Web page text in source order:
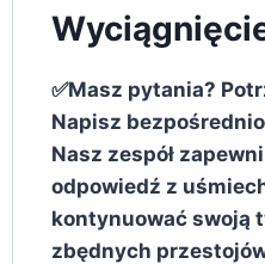
✅Masz pytania?
Napisz
Nasz zespół
odpowiedź z
kontynuować swoją
zbędnych